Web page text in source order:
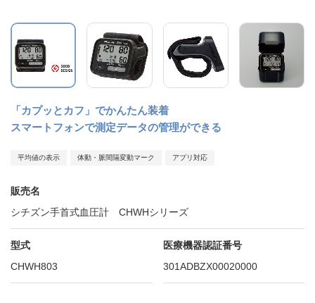
「カプッとカフ」でかんたん装着
スマートフォンで測定データの管理ができる
平均値の表示 体動・脈間隔変動マーク アプリ対応
販売名
シチズン手首式血圧計 CHWHシリーズ
型式
CHWH803
医療機器認証番号
301ADBZX00020000